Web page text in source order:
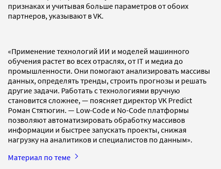
признаках и учитывая больше параметров от обоих
партнеров, указывают в VK.
«Применение технологий ИИ и моделей машинного
обучения растет во всех отраслях, от IT и медиа до
промышленности. Они помогают анализировать массивы
данных, определять тренды, строить прогнозы и решать
другие задачи. Работать с технологиями вручную
становится сложнее, — поясняет директор VK Predict
Роман Стятюгин. — Low-Сode и No-Code платформы
позволяют автоматизировать обработку массивов
информации и быстрее запускать проекты, снижая
нагрузку на аналитиков и специалистов по данным».
Материал по теме